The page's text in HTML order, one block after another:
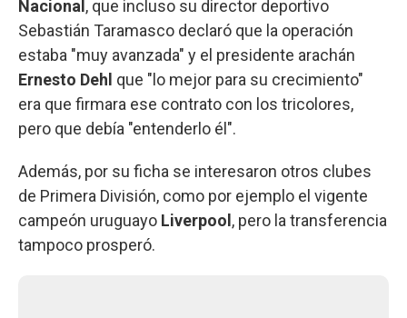
Nacional , que incluso su director deportivo
Sebastián Taramasco declaró que la operación
estaba "muy avanzada" y el presidente arachán
Ernesto Dehl que "lo mejor para su crecimiento"
era que firmara ese contrato con los tricolores,
pero que debía "entenderlo él".
Además, por su ficha se interesaron otros clubes
de Primera División, como por ejemplo el vigente
campeón uruguayo Liverpool , pero la transferencia
tampoco prosperó.